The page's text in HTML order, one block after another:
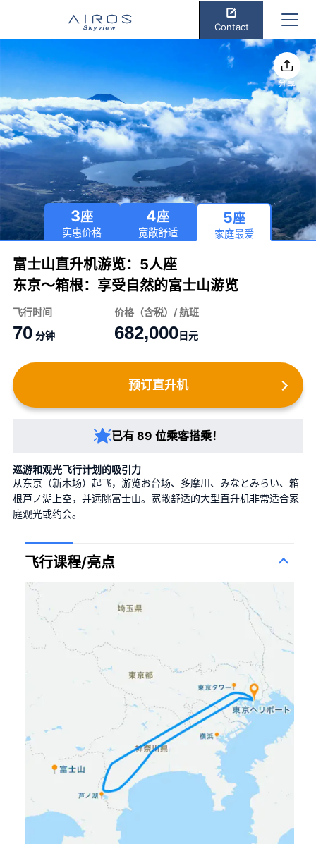
Contact
分享
3座
实惠价格
4座
宽敞舒适
5座
家庭最爱
富士山直升机游览：5人座
东京～箱根：享受自然的富士山游览
飞行时间
70 分钟
价格（含税）/ 航班
682,000日元
预订直升机
已有 89 位乘客搭乘！
巡游和观光飞行计划的吸引力
从东京（新木场）起飞，游览お台场、多摩川、みなとみらい、箱
根芦ノ湖上空，并远眺富士山。宽敞舒适的大型直升机非常适合家
庭观光或约会。
飞行课程/亮点